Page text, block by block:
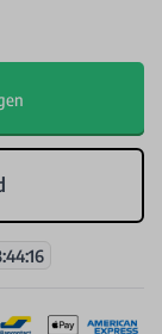
:44:16